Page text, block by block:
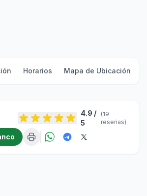
Horarios Mapa de Ubicación
4.9 /
5
(19
reseñas)